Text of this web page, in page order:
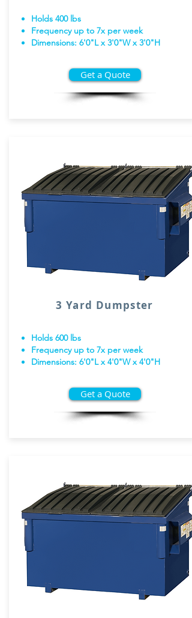
Holds 400 lbs
Frequency up to 7x per week
Dimensions: 6'0"L x 3'0"W x 3'0"H
Get a Quote
3 Yard Dumpster
Holds 600 lbs
Frequency up to 7x per week
Dimensions: 6'0"L x 4'0"W x 4'0"H
Get a Quote